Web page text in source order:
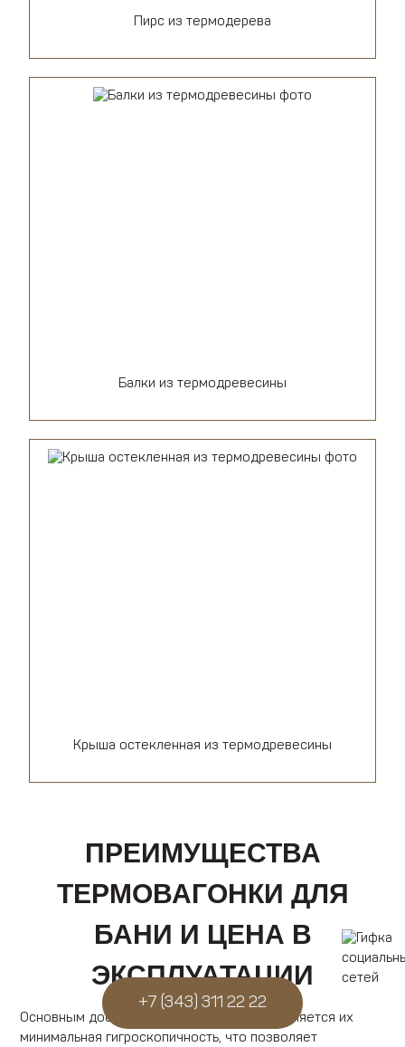
+7 (343) 311 22 22
Пирс из термодерева
Балки из термодревесины
Крыша остекленная из термодревесины
ПРЕИМУЩЕСТВА
ТЕРМОВАГОНКИ ДЛЯ
БАНИ И ЦЕНА В
ЭКСПЛУАТАЦИИ
Основным достоинством термопанелей является их
минимальная гигроскопичность, что позволяет